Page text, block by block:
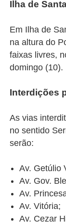
Ilha de
Em Ilha de
na altura do
faixas livres,
domingo (10).
Interdições
As vias
no sentido
serão:
Av. Getúlio
Av. Gov.
Av.
Av. Vitória;
Av. Cezar